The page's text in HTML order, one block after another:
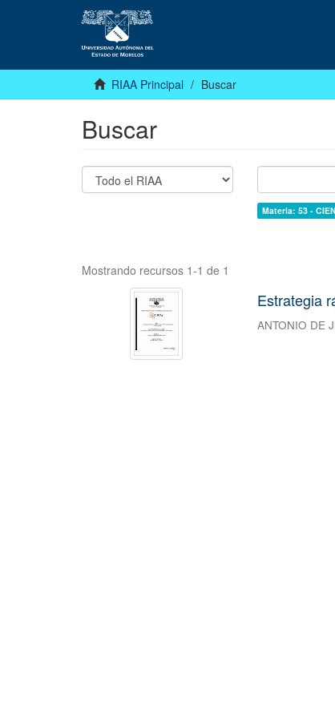
RIAA Principal Buscar
Buscar
Materia: 53 -
Mostrando recursos 1-1 de 1
Estrategia
ANTONIO DE